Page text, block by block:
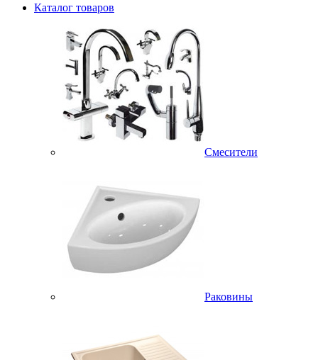
Каталог товаров
Смесители
Раковины